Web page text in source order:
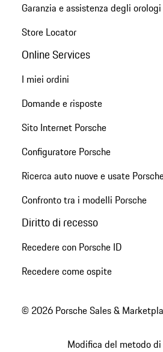
Garanzia e assistenza degli orologi
Store Locator
Online Services
I miei ordini
Domande e risposte
Sito Internet Porsche
Configuratore Porsche
Ricerca auto nuove e usate
Confronto tra i modelli Porsche
Diritto di recesso
Recedere con Porsche ID
Recedere come ospite
© 2026 Porsche Sales &
Modifica del metodo di